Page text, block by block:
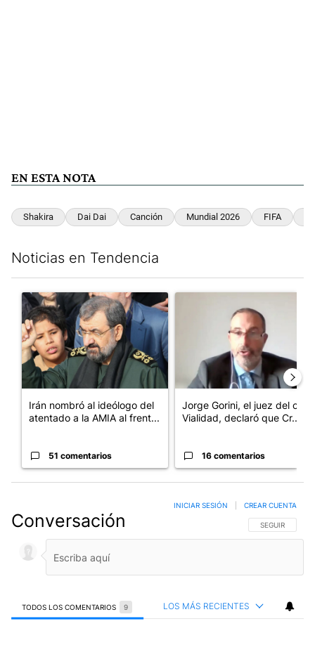
EN ESTA NOTA
Shakira Dai Dai Canción Mundial 2026 FIFA
Noticias en Tendencia
Un artículo de tendencia con el título "Irán nombró al ideólogo
Irán nombró al ideólogo del
atentado a la AMIA al frent...
51 comentarios
Jorge Gorini, el juez del caso
Vialidad, declaró que Cr...
16 comentarios
Conversación SIGA ESTA
SEGUIR
INICIAR SESIÓN CREAR CUENTA
TODOS LOS COMENTARIOS 9 LOS MÁS RECIENTES